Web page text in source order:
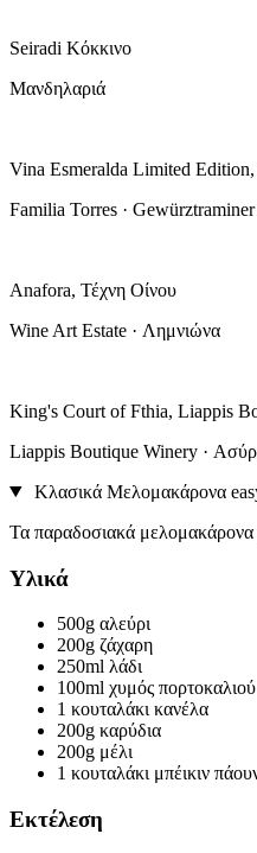
Seiradi Κόκκινο
Μανδηλαριά
Vina Esmeralda Limited
Familia Torres ·
Anafora, Τέχνη Οίνου
Wine Art Estate · Λημνιώνα
King's Court of Fthia, Liappis
Liappis Boutique Winery ·
Κλασικά Μελομακάρονα
Τα παραδοσιακά μελομακάρονα
Υλικά
500g αλεύρι
200g ζάχαρη
250ml λάδι
100ml χυμός πορτοκαλιού
1 κουταλάκι κανέλα
200g καρύδια
200g μέλι
1 κουταλάκι μπέικιν
Εκτέλεση